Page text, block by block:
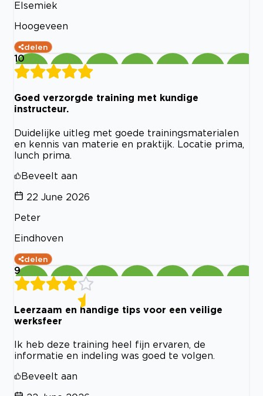
Elsemiek
Hoogeveen
delen
10
Goed verzorgde training met kundige
instructeur.
Duidelijke uitleg met goede trainingsmaterialen
en kennis van materie en praktijk. Locatie prima,
lunch prima.
Beveelt aan
22 June 2026
Peter
Eindhoven
delen
9
Leerzaam en handige tips voor een veilige
werksfeer
Ik heb deze training heel fijn ervaren, de
informatie en indeling was goed te volgen.
Beveelt aan